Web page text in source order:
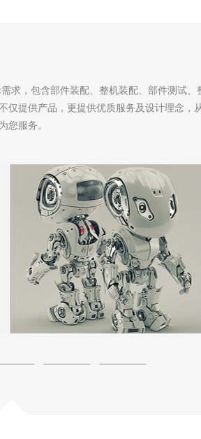
，包含部件装配、整机装配、部件测试、
提供产品，更提供优质服务及设计理念，
服务。